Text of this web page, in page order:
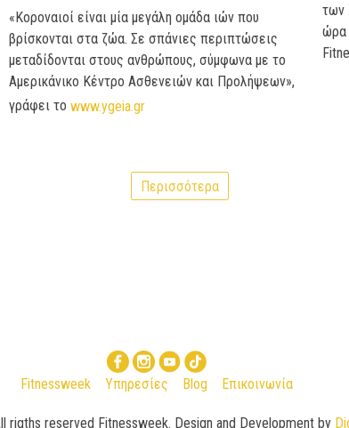
«Κοροναιοί είναι μία μεγάλη ομάδα ιών που
βρίσκονται στα ζώα. Σε σπάνιες περιπτώσεις
μεταδίδονται στους ανθρώπους, σύμφωνα με το
Αμερικάνικο Κέντρο Ασθενειών και Προλήψεων»,
γράφει τοwww.ygeia.gr
των
ώρα
Fitn
Περισσότερα
Fitnessweek Υπηρεσίες Blog Επικοινωνία
rigths reserved Fitnessweek. Design and Development by